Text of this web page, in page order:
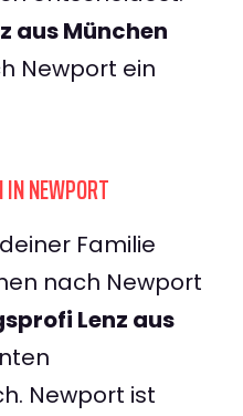
aus München
Newport ein
IN NEWPORT
Familie
nach Newport
Lenz aus
Newport ist